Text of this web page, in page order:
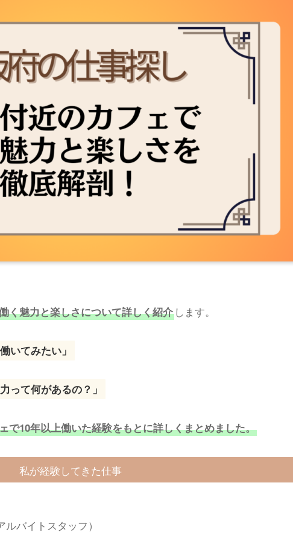
く魅力と楽しさについて詳しく紹介 します。
いてみたい」
って何があるの？」
で10年以上働いた経験をもとに詳しくまとめました。
私が経験してきた仕事
バイトスタッフ）